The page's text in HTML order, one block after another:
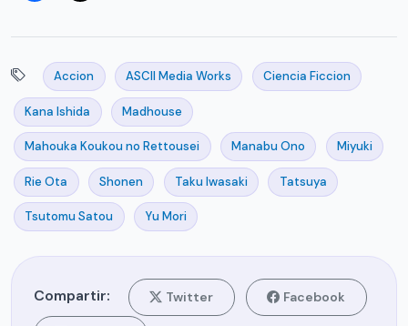
Accion ASCII Media Works Ciencia Ficcion
Kana Ishida Madhouse
Mahouka Koukou no Rettousei Manabu Ono Miyuki
Rie Ota Shonen Taku Iwasaki Tatsuya
Tsutomu Satou Yu Mori
Compartir: Twitter Facebook